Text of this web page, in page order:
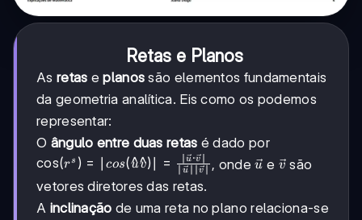
Retas e Planos
As retas eplanos são elementos fundamentais
da geometria analítica. Eis como os podemos
representar:
O ângulo entre duas retas é dado por
\cos(r^s) =
|cos(\hat{u}\hat{v})| =
\frac{|\vec{u}\cdot\vec{v}|}
{|\vec{u}||\vec{v}|}
cos(rs ) = ∣cos(u
^v
^)∣ = ∣ u ∣∣v∣
∣u⋅v ∣ , onde\vec{u}
u e\vec{v}
v são
vetores diretores das retas.
A inclinação de uma reta no plano relaciona-se